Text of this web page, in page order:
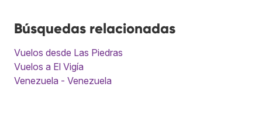
Búsquedas relacionadas
Vuelos desde Las Piedras
Vuelos a El Vigía
Venezuela - Venezuela